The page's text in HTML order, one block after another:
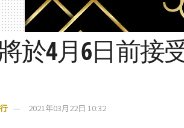
於4月6日前接
2021年03月22日 10:32